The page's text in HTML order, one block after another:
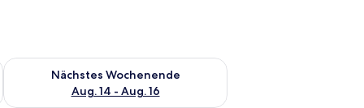
Aug. 7 - Aug. 9.
Nächstes Wochenende
Aug. 14 - Aug. 16
Überprüfe die Verfügbarkeit für nächstes Wochenende, Aug.